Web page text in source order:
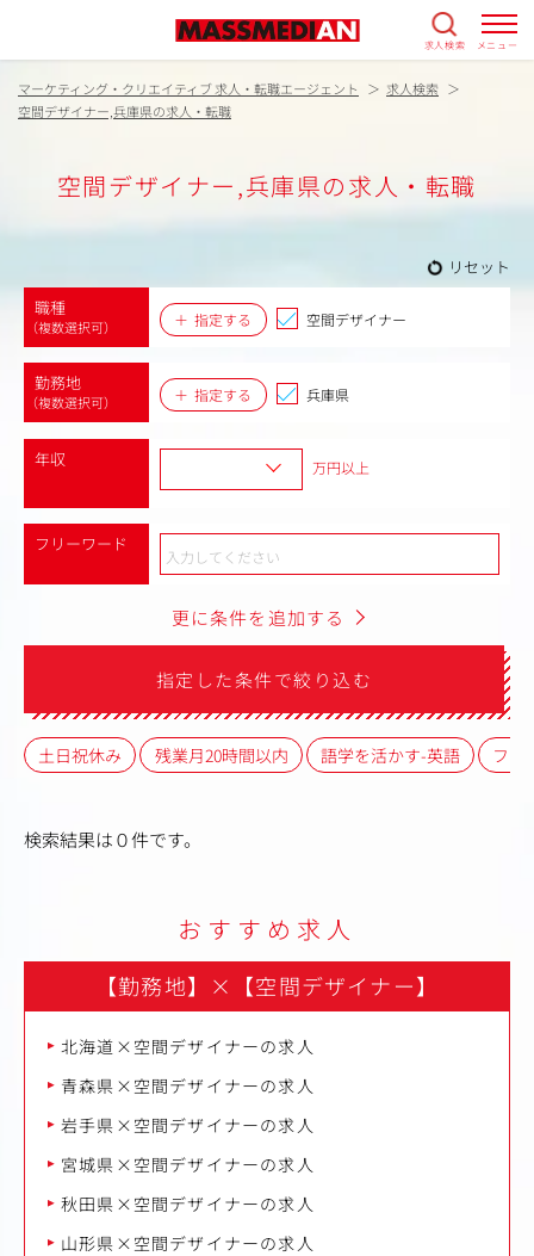
求人検索 メニュー
マーケティング・クリエイティブ 求人・転職エージェント
求人検索
空間デザイナー,兵庫県の求人・転職
空間デザイナー,兵庫県の求人・転職
リセット
職種
（複数選択可） 指定する 空間デザイナー
勤務地
（複数選択可） 指定する 兵庫県
年収 万円以上
フリーワード
更に条件を追加する
指定した条件で絞り込む
土日祝休み 残業月20時間以内 語学を活かす-英語 フレ
検索結果は０件です。
おすすめ求人
【勤務地】 × 【空間デザイナー】
北海道×空間デザイナーの求人
青森県×空間デザイナーの求人
岩手県×空間デザイナーの求人
宮城県×空間デザイナーの求人
秋田県×空間デザイナーの求人
山形県×空間デザイナーの求人